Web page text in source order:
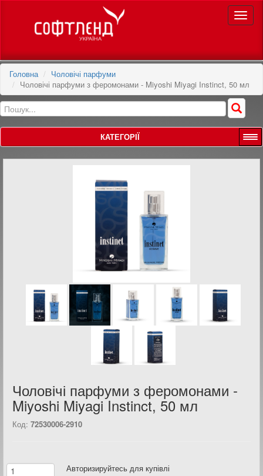
Toggle
Головна
Чоловічі парфуми
Чоловічі парфуми з феромонами - Miyoshi Miyagi Instinct, 50 мл
КАТЕГОРІЇ
Чоловічі парфуми з феромонами -
Miyoshi Miyagi Instinct, 50 мл
Код: 72530006-2910
Авторизируйтесь для купівлі